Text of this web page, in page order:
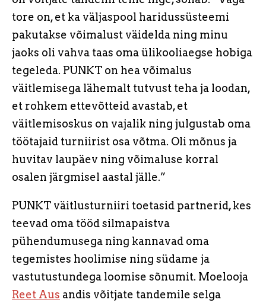
tore on, et ka väljaspool haridussüsteemi
pakutakse võimalust väidelda ning minu
jaoks oli vahva taas oma ülikooliaegse hobiga
tegeleda. PUNKT on hea võimalus
väitlemisega lähemalt tutvust teha ja loodan,
et rohkem ettevõtteid avastab, et
väitlemisoskus on vajalik ning julgustab oma
töötajaid turniirist osa võtma. Oli mõnus ja
huvitav laupäev ning võimaluse korral
osalen järgmisel aastal jälle.”
PUNKT väitlusturniiri toetasid partnerid, kes
teevad oma tööd silmapaistva
pühendumusega ning kannavad oma
tegemistes hoolimise ning südame ja
vastutustundega loomise sõnumit. Moelooja
Reet Aus andis võitjate tandemile selga